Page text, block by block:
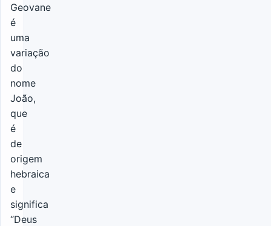
Geovane
é
uma
variação
do
nome
João,
que
é
de
origem
hebraica
e
significa
“Deus